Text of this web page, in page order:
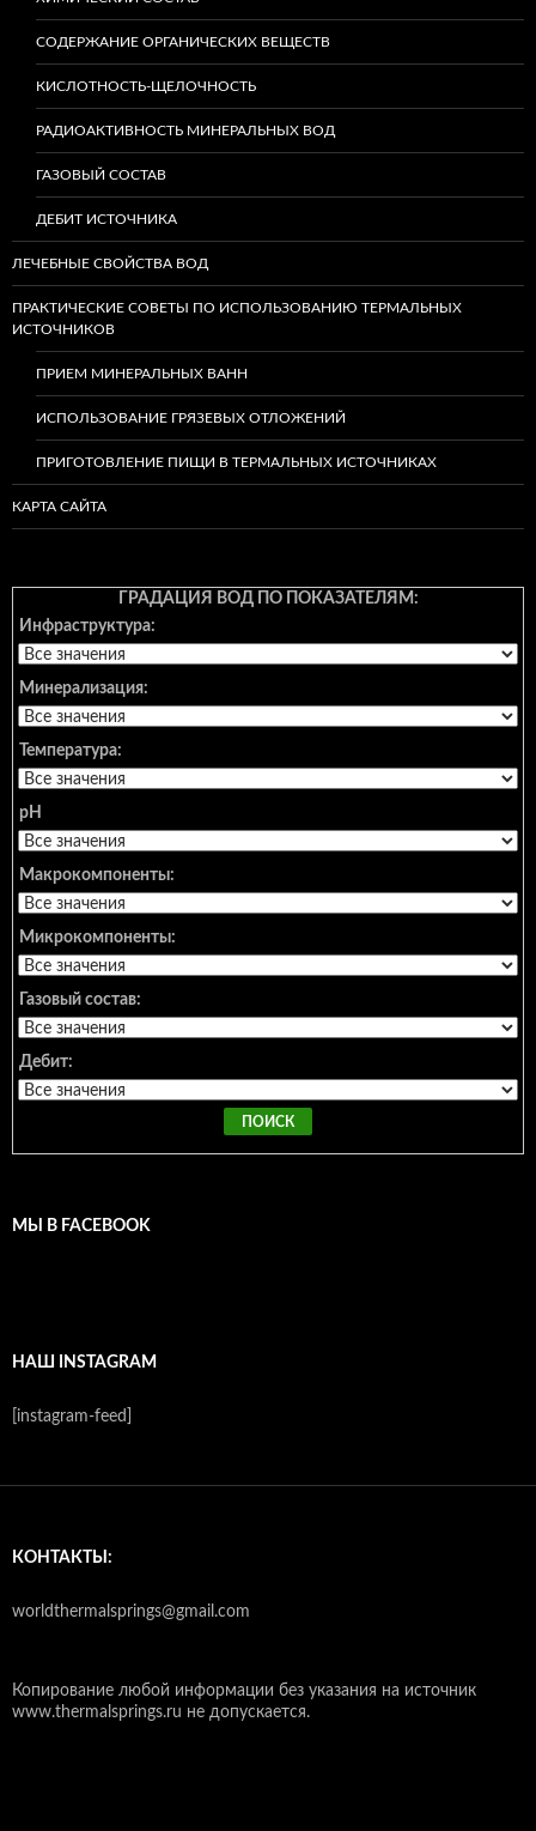
СОДЕРЖАНИЕ ОРГАНИЧЕСКИХ ВЕЩЕСТВ
КИСЛОТНОСТЬ-ЩЕЛОЧНОСТЬ
РАДИОАКТИВНОСТЬ МИНЕРАЛЬНЫХ ВОД
ГАЗОВЫЙ СОСТАВ
ДЕБИТ ИСТОЧНИКА
ЛЕЧЕБНЫЕ СВОЙСТВА ВОД
ПРАКТИЧЕСКИЕ СОВЕТЫ ПО ИСПОЛЬЗОВАНИЮ ТЕРМАЛЬНЫХ
ИСТОЧНИКОВ
ПРИЕМ МИНЕРАЛЬНЫХ ВАНН
ИСПОЛЬЗОВАНИЕ ГРЯЗЕВЫХ ОТЛОЖЕНИЙ
ПРИГОТОВЛЕНИЕ ПИЩИ В ТЕРМАЛЬНЫХ ИСТОЧНИКАХ
КАРТА САЙТА
ГРАДАЦИЯ ВОД ПО ПОКАЗАТЕЛЯМ:
Инфраструктура:
Минерализация:
Температура:
pH
Макрокомпоненты:
Микрокомпоненты:
Газовый состав:
Дебит:
МЫ В FACEBOOK
НАШ INSTAGRAM
[instagram-feed]
КОНТАКТЫ:
worldthermalsprings@gmail.com
Копирование любой информации без указания на источник
www.thermalsprings.ru не допускается.